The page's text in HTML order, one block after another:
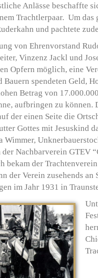
Anlässe beschaffte
Trachtlerpaar. Um
und pachtete
von Ehrenvorstand
Vinzenz Jackl und
Opfern möglich, eine
Bauern spendeten Geld,
Betrag von
aufbringen zu können.
der einen Seite die
Gottes mit Jesuskind
Wimmer,
der Nachbarverein GTEV
bekam der
der Verein zusehends
im Jahr 1931 in